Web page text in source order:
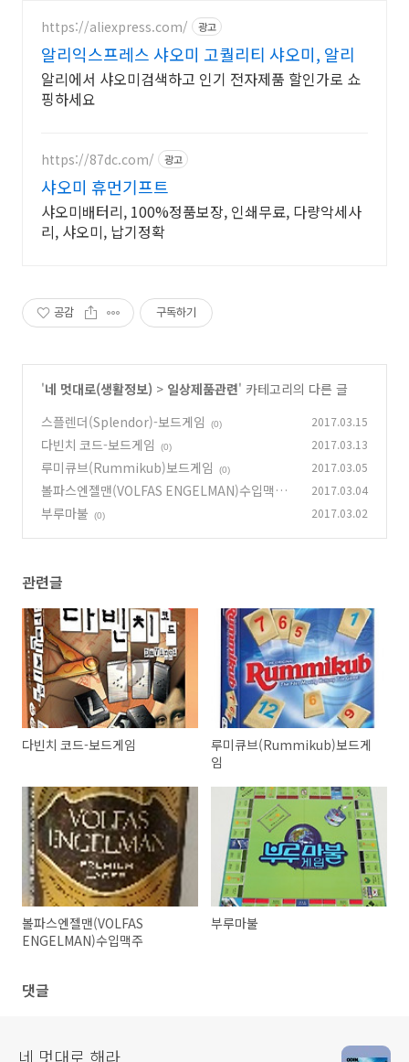
https://aliexpress.com/ 광고
알리익스프레스 샤오미 고퀄리티 샤오미, 알리
알리에서 샤오미검색하고 인기 전자제품 할인가로 쇼
핑하세요
https://87dc.com/ 광고
샤오미 휴먼기프트
샤오미배터리, 100%정품보장, 인쇄무료, 다량악세사
리, 샤오미, 납기정확
공감 구독하기
'네 멋대로(생활정보) > 일상제품관련' 카테고리의 다른 글
스플렌더(Splendor)-보드게임
(0) 2017.03.15
다빈치 코드-보드게임 (0) 2017.03.13
루미큐브(Rummikub)보드게임 (0) 2017.03.05
볼파스엔젤맨(VOLFAS ENGELMAN)수입맥주
(0)
2017.03.04
부루마불 (0) 2017.03.02
관련글
다빈치 코드-보드게임
루미큐브(Rummikub)보드게
임
볼파스엔젤맨(VOLFAS
ENGELMAN)수입맥주
부루마불
댓글
네 멋대로 해라